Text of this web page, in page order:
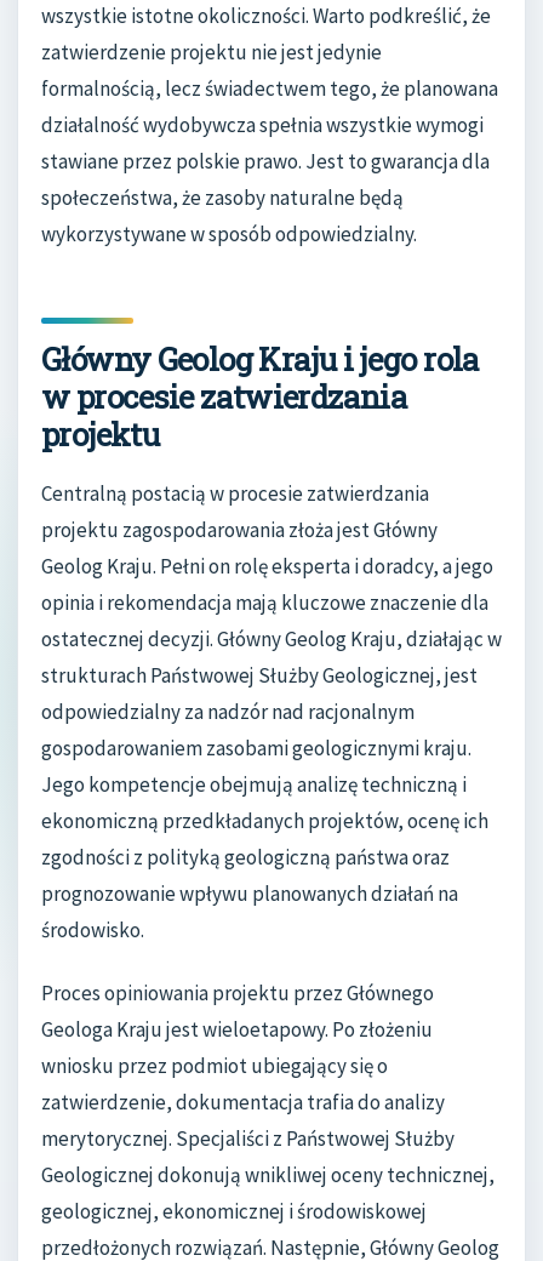
wszystkie istotne okoliczności. Warto podkreślić, że
zatwierdzenie projektu nie jest jedynie
formalnością, lecz świadectwem tego, że planowana
działalność wydobywcza spełnia wszystkie wymogi
stawiane przez polskie prawo. Jest to gwarancja dla
społeczeństwa, że zasoby naturalne będą
wykorzystywane w sposób odpowiedzialny.
Główny Geolog Kraju i jego rola
w procesie zatwierdzania
projektu
Centralną postacią w procesie zatwierdzania
projektu zagospodarowania złoża jest Główny
Geolog Kraju. Pełni on rolę eksperta i doradcy, a jego
opinia i rekomendacja mają kluczowe znaczenie dla
ostatecznej decyzji. Główny Geolog Kraju, działając w
strukturach Państwowej Służby Geologicznej, jest
odpowiedzialny za nadzór nad racjonalnym
gospodarowaniem zasobami geologicznymi kraju.
Jego kompetencje obejmują analizę techniczną i
ekonomiczną przedkładanych projektów, ocenę ich
zgodności z polityką geologiczną państwa oraz
prognozowanie wpływu planowanych działań na
środowisko.
Proces opiniowania projektu przez Głównego
Geologa Kraju jest wieloetapowy. Po złożeniu
wniosku przez podmiot ubiegający się o
zatwierdzenie, dokumentacja trafia do analizy
merytorycznej. Specjaliści z Państwowej Służby
Geologicznej dokonują wnikliwej oceny technicznej,
geologicznej, ekonomicznej i środowiskowej
przedłożonych rozwiązań. Następnie, Główny Geolog